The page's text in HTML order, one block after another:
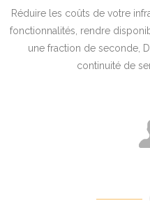
Réduire les coûts de votre
fonctionnalités, rendre
une fraction de seconde,
continuité de